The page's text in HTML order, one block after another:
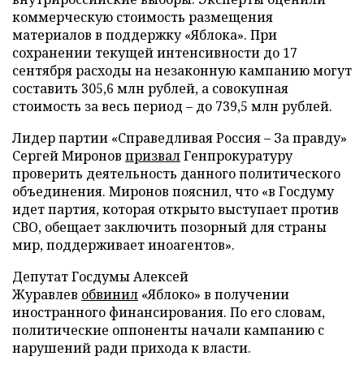
коммерческую стоимость размещения
материалов в поддержку «Яблока». При
сохранении текущей интенсивности до 17
сентября расходы на незаконную кампанию могут
составить 305,6 млн рублей, а совокупная
стоимость за весь период – до 739,5 млн рублей.
Лидер партии «Справедливая Россия – За правду»
Сергей Миронов призвалГенпрокуратуру
проверить деятельность данного политического
объединения. Миронов пояснил, что «в Госдуму
идет партия, которая открыто выступает против
СВО, обещает заключить позорный для страны
мир, поддерживает иноагентов».
Депутат Госдумы Алексей
Журавлев обвинил «Яблоко» в получении
иностранного финансирования. По его словам,
политические оппоненты начали кампанию с
нарушений ради прихода к власти.